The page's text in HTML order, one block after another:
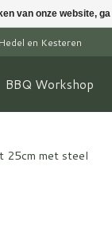
en Kesteren
BBQ Workshop
25cm met steel
van onze website,